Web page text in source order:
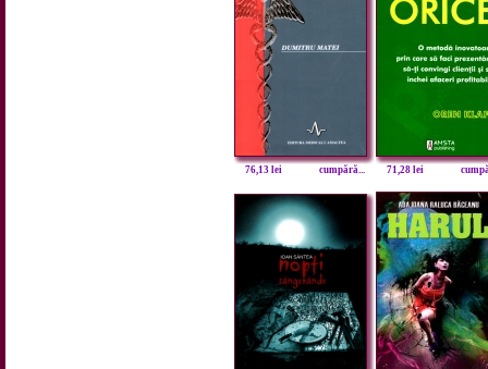
76,13 lei cumpără... 71,28 lei